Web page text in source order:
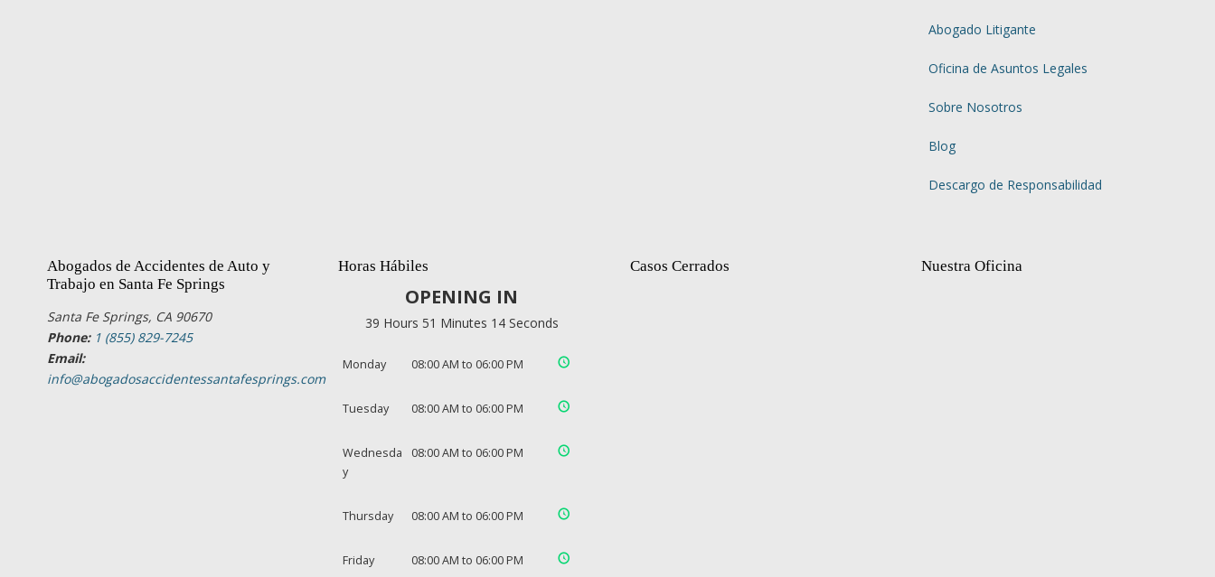
Abogado Litigante
Oficina de Asuntos Legales
Sobre Nosotros
Blog
Descargo de Responsabilidad
Abogados de Accidentes de Auto y
Trabajo en Santa Fe Springs
Santa Fe Springs, CA 90670
Phone: 1 (855) 829-7245
Email:
info@abogadosaccidentessantafesprings.com
Horas Hábiles
OPENING IN
39 Hours 51 Minutes 13 Seconds
Monday 08:00 AM to 06:00 PM
Tuesday 08:00 AM to 06:00 PM
Wednesda
y
08:00 AM to 06:00 PM
Thursday 08:00 AM to 06:00 PM
Friday 08:00 AM to 06:00 PM
Casos Cerrados Nuestra Oficina